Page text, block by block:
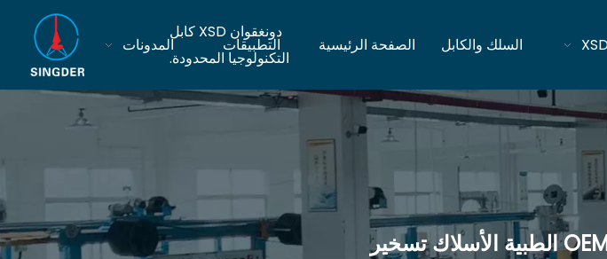
دونغقوان XSD كابل
التكنولوجيا المحدودة.
السلك والكابل الصفحة الرئيسية التطبيقات المدونات